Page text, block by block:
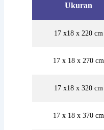
Ukuran
17 x18 x 220 cm
17 x 18 x 270 cm
17 x18 x 320 cm
17 x 18 x 370 cm